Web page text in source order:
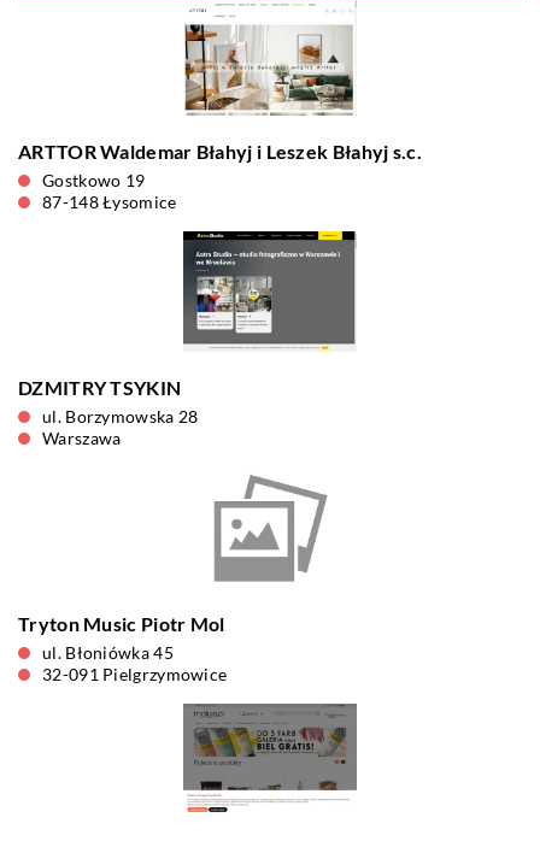
ARTTOR Waldemar Błahyj i Leszek Błahyj s.c.
Gostkowo 19
87-148 Łysomice
DZMITRY TSYKIN
ul. Borzymowska 28
Warszawa
Tryton Music Piotr Mol
ul. Błoniówka 45
32-091 Pielgrzymowice